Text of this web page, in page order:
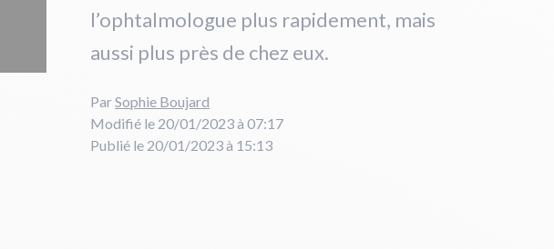
l’ophtalmologue plus rapidement, mais
aussi plus près de chez eux.
ParSophie Boujard
Modifié le 20/01/2023 à 07:17
Publié le 20/01/2023 à 15:13